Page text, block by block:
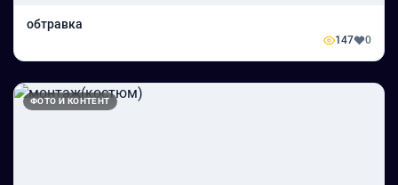
обтравка
147 0
ФОТО И КОНТЕНТ